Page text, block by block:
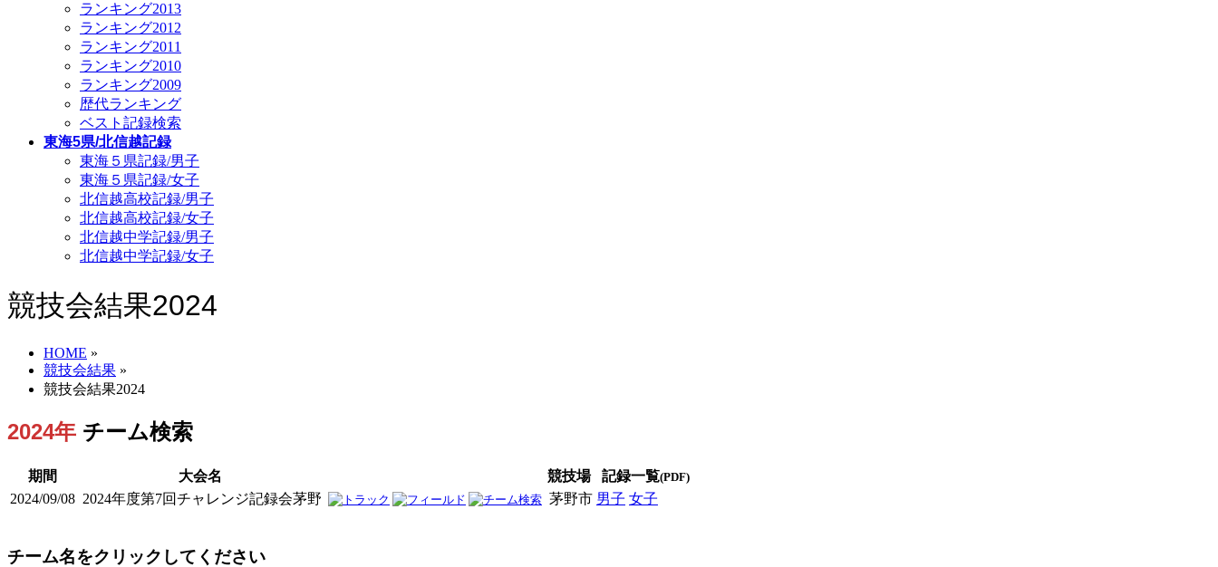
ランキング2013
ランキング2012
ランキング2011
ランキング2010
ランキング2009
歴代ランキング
ベスト記録検索
東海5県/北信越記録
東海５県記録/男子
東海５県記録/女子
北信越高校記録/男子
北信越高校記録/女子
北信越中学記録/男子
北信越中学記録/女子
競技会結果2024
HOME »
競技会結果 »
競技会結果2024
2024年 チーム検索
期間 大会名 競技場 記録一覧(PDF)
2024/09/08 2024年度第7回チャレンジ記録会茅野 茅野市 男子 女子
チーム名をクリックしてください